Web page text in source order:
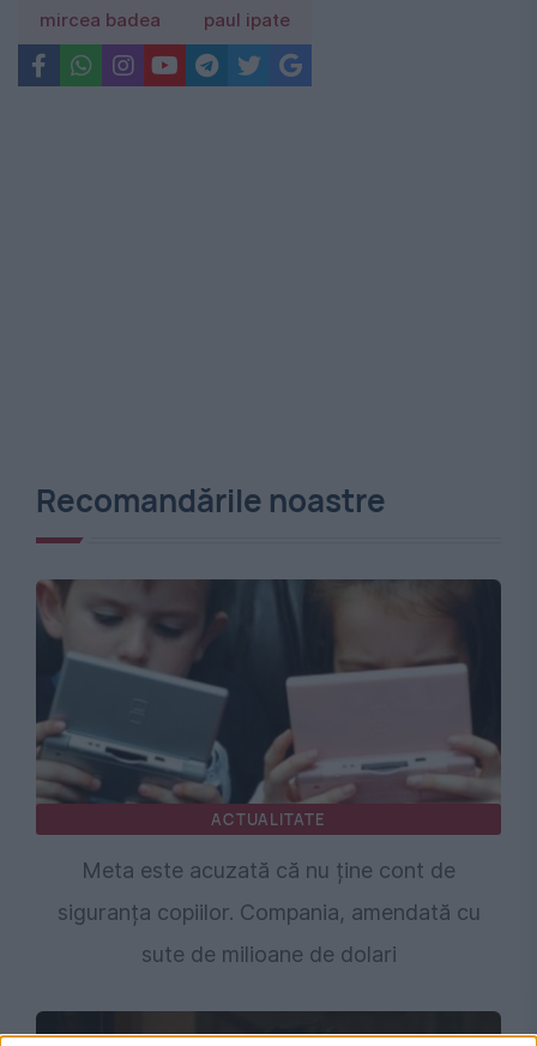
mircea badea paul ipate
Recomandările noastre
ACTUALITATE
Meta este acuzată că nu ține cont de
siguranța copiilor. Compania, amendată cu
sute de milioane de dolari